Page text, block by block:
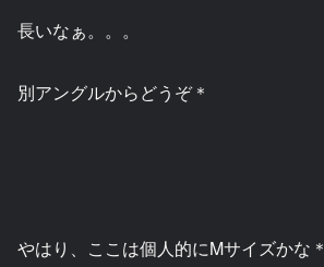
長いなぁ。。。
別アングルからどうぞ＊
やはり、ここは個人的にMサイズかな＊